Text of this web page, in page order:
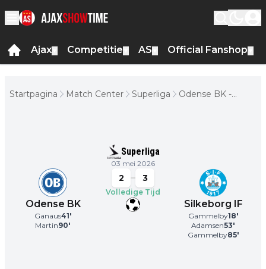
Ajax Competitie AS Official Fanshop
Startpagina Match Center Superliga
Odense BK -
Superliga
03 mei 2026
Odense BK
Ganaus41'
Martin90'
2 3
Volledige Tijd
Silkeborg IF
Gammelby18'
Adamsen53'
Gammelby85'